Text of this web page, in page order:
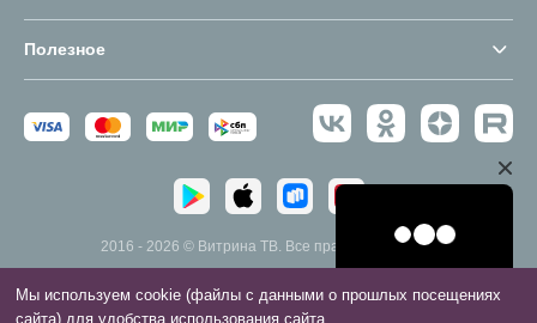
Полезное
2016 - 2026 © Витрина ТВ. Все права защищены.
Мы используем cookie (файлы с данными о прошлых посещениях
сайта) для удобства использования сайта.